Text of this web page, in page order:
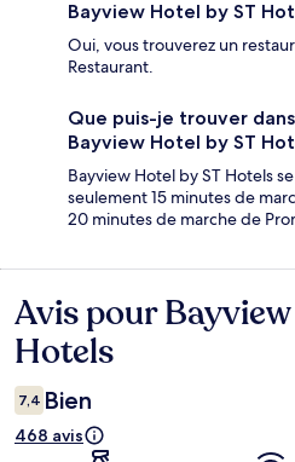
Bayview Hotel by ST
Oui, vous trouverez un
Restaurant.
Que puis-je trouver
Bayview Hotel by ST
Bayview Hotel by ST Hotels
seulement 15 minutes de
20 minutes de marche de
Avis
Avis pour
Hotels
7,4 Bien
468 avis